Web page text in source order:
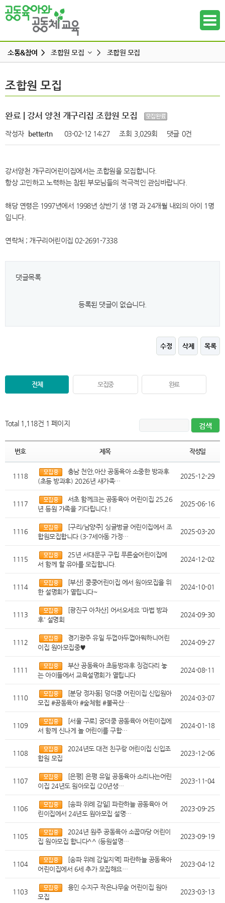
하위메뉴
하위메뉴
하위메뉴
소통&참여 > 조합원 모집 >
공동육아 ing
터전 소식
교사모집/교사구직
알리고 싶어요
조합원 모집
조합원 모집
완료 | 강서 양천 개구리집 조합원 모집
작성자 bettertn 03-02-12 14:27 조회 3,029회 댓글 0건
강서양천 개구리어린이집에서는 조합원을 모집합니다.
항상 고민하고 노력하는 참된 부모님들의 적극적인 관심바랍니다.
해당 연령은 1997년에서 1998년 상반기 생 1명 과 24개월 내외의 아이 1명
입니다.
연락처 ; 개구리어린이집 02-2691-7338
댓글목록
등록된 댓글이 없습니다.
수정 삭제 목록
전체 모집중 완료
Total 1,118건 1 페이지
번호 제목 작성일
1118
충남 천안,아산 공동육아 소중한 방과후
(초등 방과후) 2026년 새가족…
2025-12-29
1117
서초 함께크는 공동육아 어린이집 25,26
년 등원 가족을 기다립니다.!
2025-06-16
1116
[구리/남양주] 싱글벙글 어린이집에서 조
합원모집합니다 (3-7세아동 가정…
2025-03-20
1115
25년 서대문구 구립 푸른숲어린이집에
서 함께 할 유아를 모집합니다.
2024-12-02
1114
[부산] 쿵쿵어린이집 에서 원아모집을 위
한 설명회가 열립니다~
2024-10-01
1113
[광진구 아차산] 어서오세요 '마법 방과
후' 설명회
2024-09-30
1112
경기광주 유일 두껍아두껍아뭐하니어린
이집 원아모집중♥
2024-09-27
1111
부산 공동육아 초등방과후 징검다리 놓
는 아이들에서 교육설명회가 열립니다
2024-08-11
1110
[분당 정자동] 덩더쿵 어린이집 신입원아
모집 #공동육아 #숲체험 #불곡산…
2024-03-07
1109
[서울 구로] 궁더쿵 공동육아 어린이집에
서 함께 신나게 놀 어린이를 구합…
2024-01-18
1108
2024년도 대전 친구랑 어린이집 신입조
합원 모집
2023-12-06
1107
[은평] 은평 유일 공동육아 소리나는어린
이집 24년도 원아모집 (20년생…
2023-11-04
1106
[송파 위례 감일] 파란하늘 공동육아 어
린이집에서 24년도 원아모집 설명…
2023-09-25
1105
2024년 원주 공동육아 소꿉마당 어린이
집 원아모집 합니다^^ (등원설명…
2023-09-19
1104
[송파 위례 감일지역] 파란하늘 공동육아
어린이집에서 6세 추가 모집해요…
2023-04-12
1103
용인 수지구 작은나무숲 어린이집 원아
모집
2023-03-13